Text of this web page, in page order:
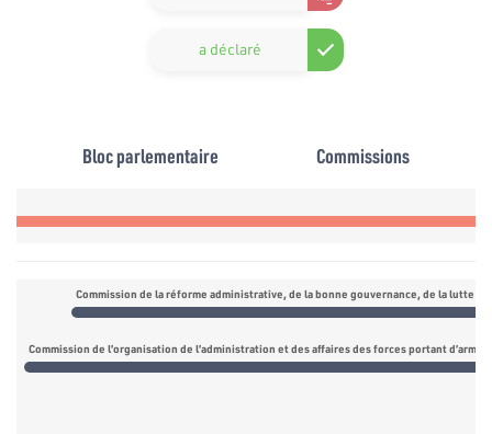
a déclaré
Bloc parlementaire Commissions
Commission de l’organisation de l’administration et des affaires des forces portant d’armes